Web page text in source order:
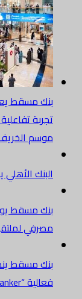
بنك مسقط
تجربة
موسم
البنك الأهلي
بنك مسقط
مصرفي لملتقى
بنك مسقط
فعالية “Future Banker”